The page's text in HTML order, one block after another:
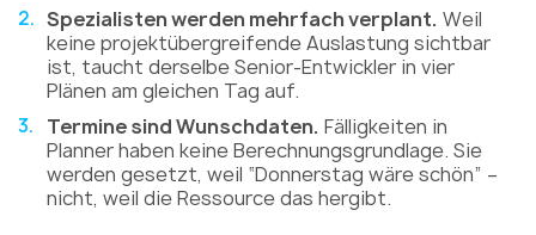
Spezialisten werden mehrfach verplant. Weil
keine projektübergreifende Auslastung sichtbar
ist, taucht derselbe Senior-Entwickler in vier
Plänen am gleichen Tag auf.
Termine sind Wunschdaten. Fälligkeiten in
Planner haben keine Berechnungsgrundlage. Sie
werden gesetzt, weil “Donnerstag wäre schön” –
nicht, weil die Ressource das hergibt.